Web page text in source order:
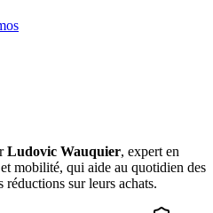
Ludovic Wauquier, expert en
mobilité, qui aide au quotidien des
sur leurs achats.